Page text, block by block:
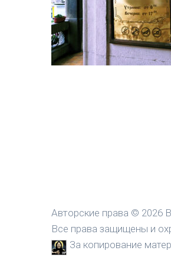
Авторские права © 2026
Все права защищены и
За копирование